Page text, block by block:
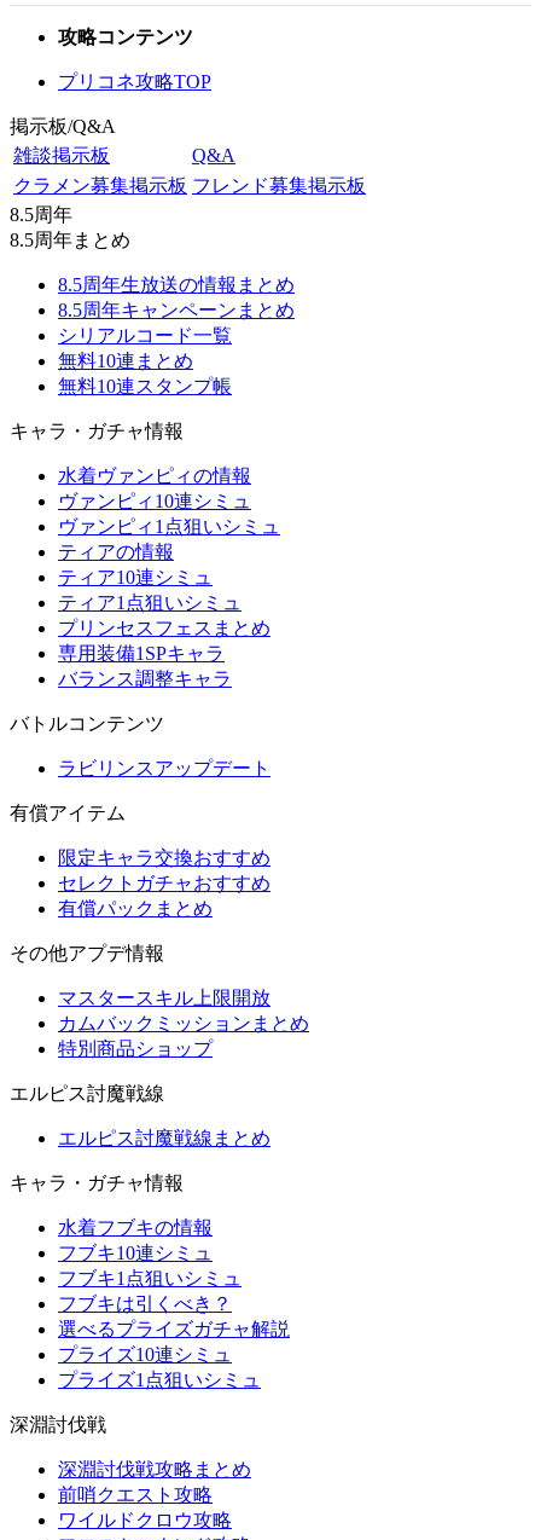
攻略コンテンツ
プリコネ攻略TOP
掲示板/Q&A
雑談掲示板
Q&A
クラメン募集掲示板 フレンド募集掲示板
8.5周年
8.5周年まとめ
8.5周年生放送の情報まとめ
8.5周年キャンペーンまとめ
シリアルコード一覧
無料10連まとめ
無料10連スタンプ帳
キャラ・ガチャ情報
水着ヴァンピィの情報
ヴァンピィ10連シミュ
ヴァンピィ1点狙いシミュ
ティアの情報
ティア10連シミュ
ティア1点狙いシミュ
プリンセスフェスまとめ
専用装備1SPキャラ
バランス調整キャラ
バトルコンテンツ
ラビリンスアップデート
有償アイテム
限定キャラ交換おすすめ
セレクトガチャおすすめ
有償パックまとめ
その他アプデ情報
マスタースキル上限開放
カムバックミッションまとめ
特別商品ショップ
エルピス討魔戦線
エルピス討魔戦線まとめ
キャラ・ガチャ情報
水着フブキの情報
フブキ10連シミュ
フブキ1点狙いシミュ
フブキは引くべき？
選べるプライズガチャ解説
プライズ10連シミュ
プライズ1点狙いシミュ
深淵討伐戦
深淵討伐戦攻略まとめ
前哨クエスト攻略
ワイルドクロウ攻略